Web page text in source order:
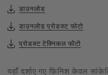
डाउनलोड
डाउनलोड प्रोडक्ट फोटो
प्रोडक्ट टेक्निकल फोटो
यहाँ दर्शाए गए फ़िनिश केवल